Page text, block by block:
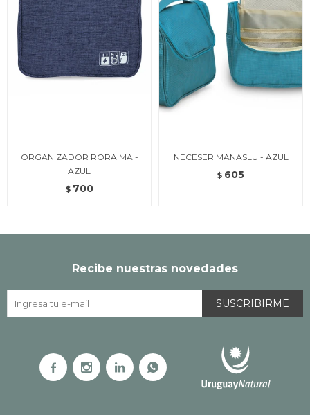
ORGANIZADOR RORAIMA -
AZUL
$ 700
NECESER MANASLU - AZUL
$ 605
Recibe nuestras novedades
SUSCRIBIRME
   